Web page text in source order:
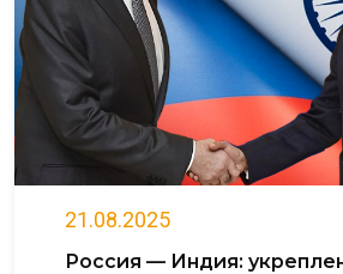
21.08.2025
Россия — Индия: